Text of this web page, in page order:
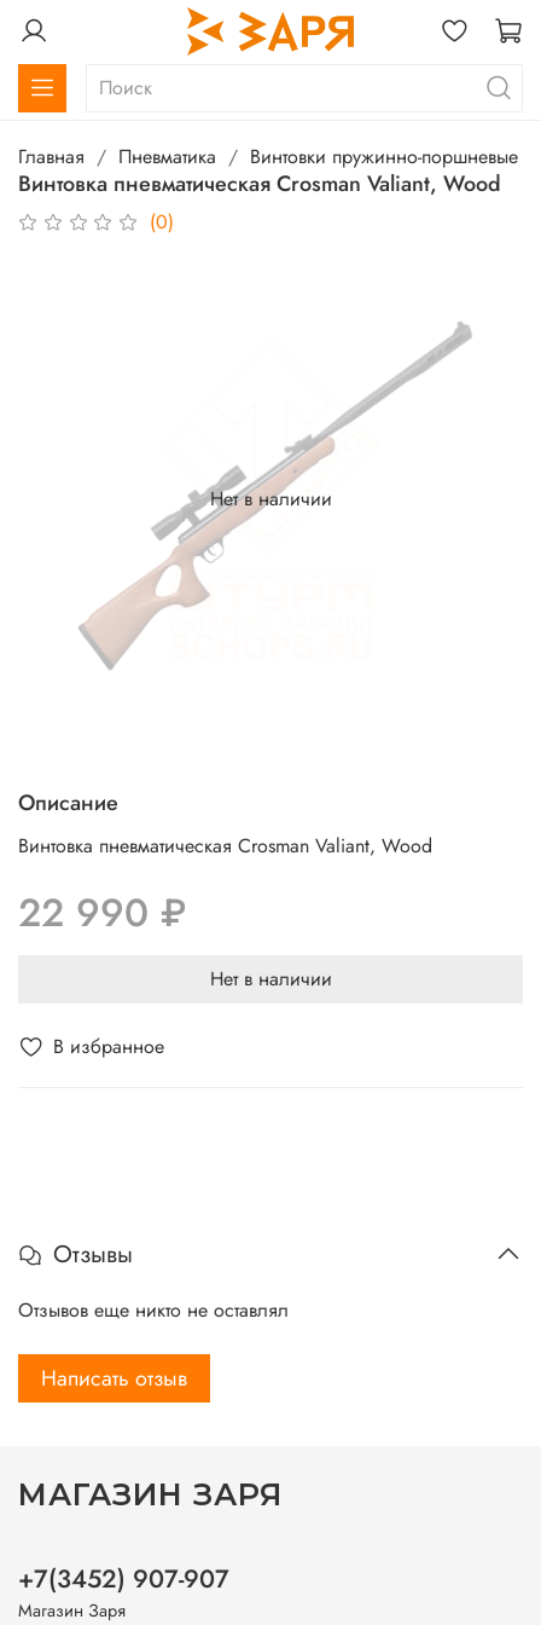
Главная Пневматика Винтовки пружинно-поршневые
Винтовка пневматическая Crosman Valiant, Wood
(0)
В избранное
Нет в наличии
Описание
Винтовка пневматическая Crosman Valiant, Wood
22 990 ₽
Нет в наличии
Отзывы
Отзывов еще никто не оставлял
Написать отзыв
МАГАЗИН ЗАРЯ
+7(3452) 907-907
Магазин Заря